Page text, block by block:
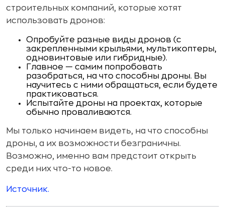
строительных компаний, которые хотят
использовать дронов:
Опробуйте разные виды дронов (с
закрепленными крыльями, мультикоптеры,
одновинтовые или гибридные).
Главное — самим попробовать
разобраться, на что способны дроны. Вы
научитесь с ними обращаться, если будете
практиковаться.
Испытайте дроны на проектах, которые
обычно проваливаются.
Мы только начинаем видеть, на что способны
дроны, а их возможности безграничны.
Возможно, именно вам предстоит открыть
среди них что-то новое.
Источник.